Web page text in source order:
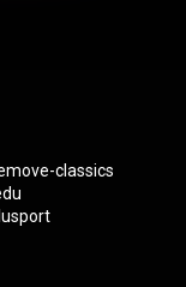
classics